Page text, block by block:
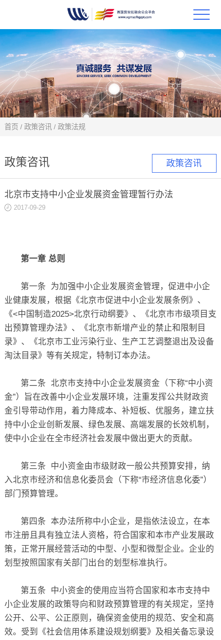
首页
政策
科技
合作
政策咨讯
首页 / 政策咨讯 / 政策法规
政策咨讯
北京市支持中小企业发展资金管理暂行办法
2017-09-29
第一章 总则
第一条 为加强中小企业发展资金管理，促进中小企
业健康发展，根据《北京市促进中小企业发展条例》、
《<中国制造2025>北京行动纲要》、《北京市市级项目支
出预算管理办法》、《北京市新增产业的禁止和限制目
录》、《北京市工业污染行业、生产工艺调整退出及设备
淘汰目录》等有关规定，特制订本办法。
第二条 北京市支持中小企业发展资金（下称“中小资
金”）旨在改善中小企业发展环境，注重发挥公共财政资
金引导带动作用，着力降成本、补短板、优服务，建立扶
持中小企业创新发展、绿色发展、高端发展的长效机制，
使中小企业在全市经济社会发展中做出更大的贡献。
第三条 中小资金由市级财政一般公共预算安排，纳
入北京市经济和信息化委员会（下称“市经济信息化委”）
部门预算管理。
第四条 本办法所称中小企业，是指依法设立，在本
市注册且具有独立法人资格，符合国家和本市产业发展政
策，正常开展经营活动的中型、小型和微型企业。企业的
划型按照国家有关部门出台的划型标准执行。
第五条 中小资金的使用应当符合国家和本市支持中
小企业发展的政策导向和财政预算管理的有关规定，坚持
公开、公平、公正原则，确保资金使用的规范、安全和高
效。受到《社会信用体系建设规划纲要》及相关备忘录设